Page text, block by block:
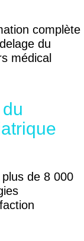
complète
du
médical
de 8 000